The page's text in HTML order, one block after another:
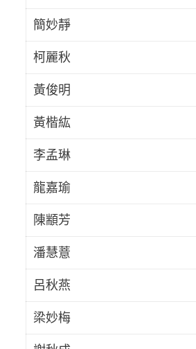
簡妙靜
柯麗秋
黃俊明
黃楷紘
李孟琳
龍嘉瑜
陳顓芳
潘慧薏
呂秋燕
梁妙梅